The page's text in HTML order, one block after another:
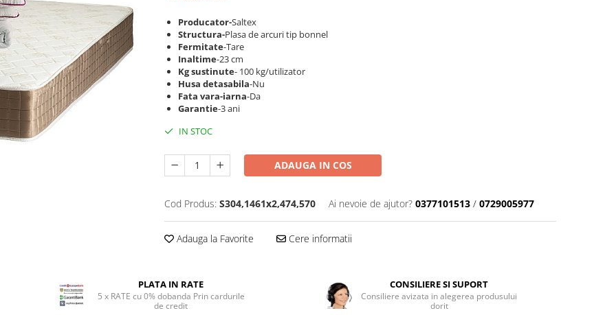
Producator-Saltex
Structura-Plasa de arcuri tip bonnel
Fermitate-Tare
Inaltime-23 cm
Kg sustinute- 100 kg/utilizator
Husa detasabila-Nu
Fata vara-iarna-Da
Garantie-3 ani
IN STOC
ADAUGA IN COS
Cod Produs: S304,1461x2,474,570 Ai nevoie de ajutor? 0377101513 / 0729005977
Adauga la Favorite Cere informatii
PLATA IN RATE
5 x RATE cu 0% dobanda Prin cardurile
de credit
CONSILIERE SI SUPORT
Consiliere avizata in alegerea produsului
dorit